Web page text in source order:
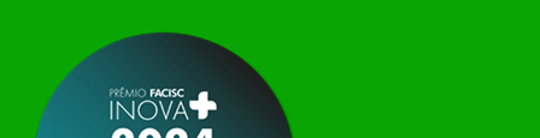
apresentação de novas iniciativas para o setor. O
encontro aconteceu em Rio…